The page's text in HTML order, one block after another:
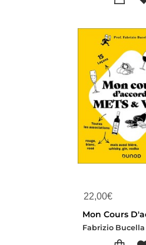
22,00€
Fabrizio Bucella